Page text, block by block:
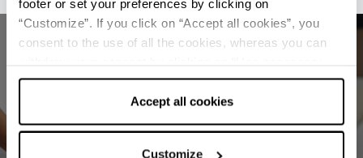
footer or set your preferences by clicking on
“Customize”. If you click on “Accept all cookies”, you
consent to the use of all the cookies, whereas you can
cookies only” and only the technical cookies for the
correct functioning of the website will be used.
Accept all cookies
Customize
Trova le migliori strutture per le tue